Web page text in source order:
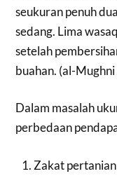
seukuran penuh
sedang. Lima
setelah
buahan. (al-
Dalam masalah
perbedaan
Zakat